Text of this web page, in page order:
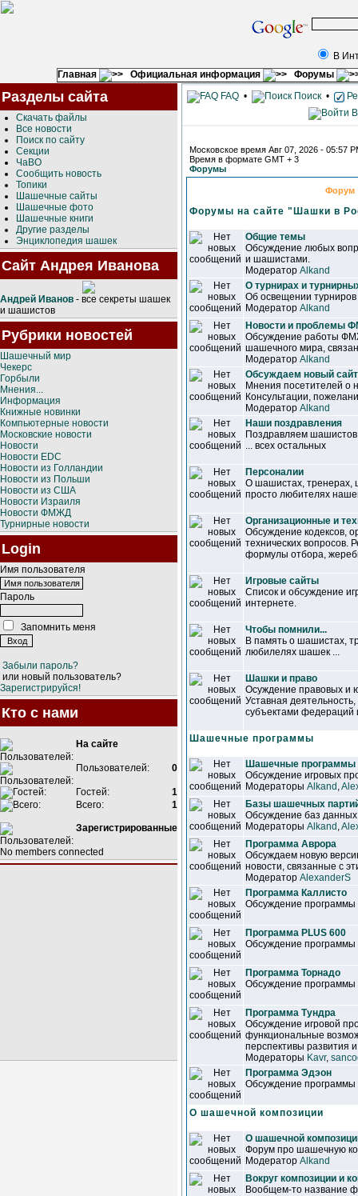
В
Главная
Официальная информация Форумы
Разделы сайта
Скачать файлы
Все новости
Поиск по сайту
Секции
ЧаВО
Сообщить новость
Топики
Шашечные сайты
Шашечные фото
Шашечные книги
Другие разделы
Энциклопедия шашек
Сайт Андрея Иванова
Андрей Иванов - все секреты шашек
и шашистов
Рубрики новостей
Шашечный мир
Чекерс
Горбыли
Мнения...
Информация
Книжные новинки
Компьютерные новости
Московские новости
Новости
Новости EDC
Новости из Голландии
Новости из Польши
Новости из США
Новости Израиля
Новости ФМЖД
Турнирные новости
Login
Имя пользователя
Пароль
Запомнить меня
Забыли пароль?
или новый пользователь?
Зарегистрируйся!
Кто с нами
На сайте
Пользователей: 0
Гостей:
1
Всего:
1
Зарегистрированные
No members connected
FAQ • Поиск •
Московское время Авг 07, 2026 - 05:57
Время в формате GMT + 3
Форумы
Форум
Форумы на сайте "Шашки в
Общие темы
Обсуждение любых
и шашистами.
Модератор Alkand
О турнирах и
Об освещении турниров
Модератор Alkand
Новости и
Обсуждение работы
шашечного мира,
Модератор Alkand
Обсуждаем новый сайт
Мнения посетителей о
Консультации,
Модератор Alkand
Наши поздравления
Поздравляем
... всех остальных
Персоналии
О шашистах, тренерах,
просто любителях
Организационные и
Обсуждение кодексов,
технических вопросов.
формулы отбора,
Игровые сайты
Список и обсуждение
интернете.
Чтобы помнили...
В память о шашистах,
любилелях шашек ...
Шашки и право
Осуждение правовых и
Уставная
субъектами федераций
Шашечные программы
Шашечные программы
Обсуждение игровых
Модераторы Alkand ,
Базы шашечных
Обсуждение баз
Модераторы Alkand ,
Программа Аврора
Обсуждаем новую
новости, связанные с
Модератор AlexanderS
Программа Каллисто
Обсуждение программы
Программа PLUS 600
Обсуждение программы
Программа Торнадо
Обсуждение программы
Программа Тундра
Обсуждение игровой
функциональные
перспективы развития
Модераторы Kavr,
Программа Эдэон
Обсуждение программы
О шашечной композиции
О шашечной
Форум про шашечную
Модератор Alkand
Вокруг композиции и
Вообщем-то название